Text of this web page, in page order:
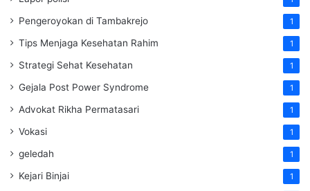
Pengeroyokan di Tambakrejo 1
Tips Menjaga Kesehatan Rahim 1
Strategi Sehat Kesehatan 1
Gejala Post Power Syndrome 1
Advokat Rikha Permatasari 1
Vokasi 1
geledah 1
Kejari Binjai 1